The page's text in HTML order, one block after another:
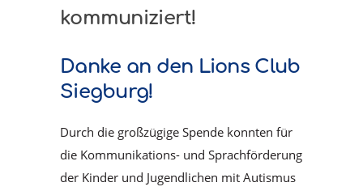
kommuniziert!
Danke an den Lions Club
Siegburg!
Durch die großzügige Spende konnten für
die Kommunikations- und Sprachförderung
der Kinder und Jugendlichen mit Autismus